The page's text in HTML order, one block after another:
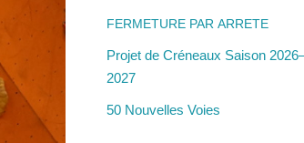
FERMETURE PAR ARRETE
Projet de Créneaux Saison
2027
50 Nouvelles Voies